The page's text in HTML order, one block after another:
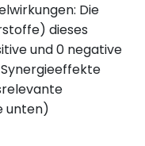
Die
dieses
und 0 negative
unten)